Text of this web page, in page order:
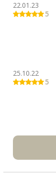
22.01.23
5
25.10.22
5